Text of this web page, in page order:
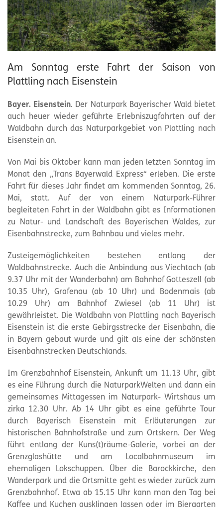
Am Sonntag erste Fahrt der Saison von
Plattling nach Eisenstein
Bayer. Eisenstein. Der NaturparkBayerischer Wald bietet
auch heuer wieder geführte Erlebniszugfahrten auf der
Waldbahn durch das Naturparkgebiet von Plattling nach
Eisenstein an.
Von Mai bis Oktober kann man jeden letzten Sonntag im
Monat den „Trans Bayerwald Express“ erleben. Die erste
Fahrt für dieses Jahr findet am kommenden Sonntag, 26.
Mai, statt. Auf der von einem Naturpark-Führer
begleiteten Fahrt in der Waldbahn gibt es Informationen
zu Natur- und Landschaft des Bayerischen Waldes, zur
Eisenbahnstrecke, zum Bahnbau und vieles mehr.
Zusteigemöglichkeiten bestehen entlang der
Waldbahnstrecke. Auch die Anbindung aus Viechtach (ab
9.37 Uhr mit der Wanderbahn) am Bahnhof Gotteszell (ab
10.35 Uhr), Grafenau (ab 10 Uhr) und Bodenmais (ab
10.29 Uhr) am Bahnhof Zwiesel (ab 11 Uhr) ist
gewährleistet. Die Waldbahn von Plattling nach Bayerisch
Eisenstein ist die erste Gebirgsstrecke der Eisenbahn, die
in Bayern gebaut wurde und gilt als eine der schönsten
Eisenbahnstrecken Deutschlands.
Im Grenzbahnhof Eisenstein, Ankunft um 11.13 Uhr, gibt
es eine Führung durch die NaturparkWelten und dann ein
gemeinsames Mittagessen im Naturpark- Wirtshaus um
zirka 12.30 Uhr. Ab 14 Uhr gibt es eine geführte Tour
durch Bayerisch Eisenstein mit Erläuterungen zur
historischen Bahnhofstraße und zum Ortskern. Der Weg
führt entlang der Kuns(t)räume-Galerie, vorbei an der
Grenzglashütte und am Localbahnmuseum im
ehemaligen Lokschuppen. Über die Barockkirche, den
Wanderpark und die Ortsmitte geht es wieder zurück zum
Grenzbahnhof. Etwa ab 15.15 Uhr kann man den Tag bei
Kaffee und Kuchen ausklingen lassen oder im Biergarten